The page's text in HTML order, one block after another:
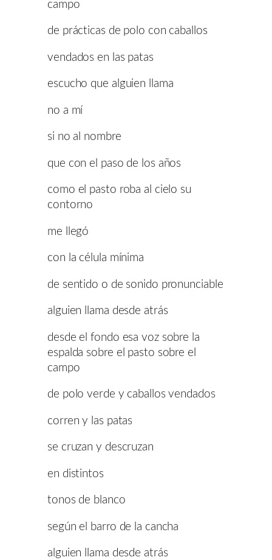
campo
de prácticas de polo con caballos
vendados en las patas
escucho que alguien llama
no a mí
si no al nombre
que con el paso de los años
como el pasto roba al cielo su
contorno
me llegó
con la célula mínima
de sentido o de sonido pronunciable
alguien llama desde atrás
desde el fondo esa voz sobre la
espalda sobre el pasto sobre el
campo
de polo verde y caballos vendados
corren y las patas
se cruzan y descruzan
en distintos
tonos de blanco
según el barro de la cancha
alguien llama desde atrás